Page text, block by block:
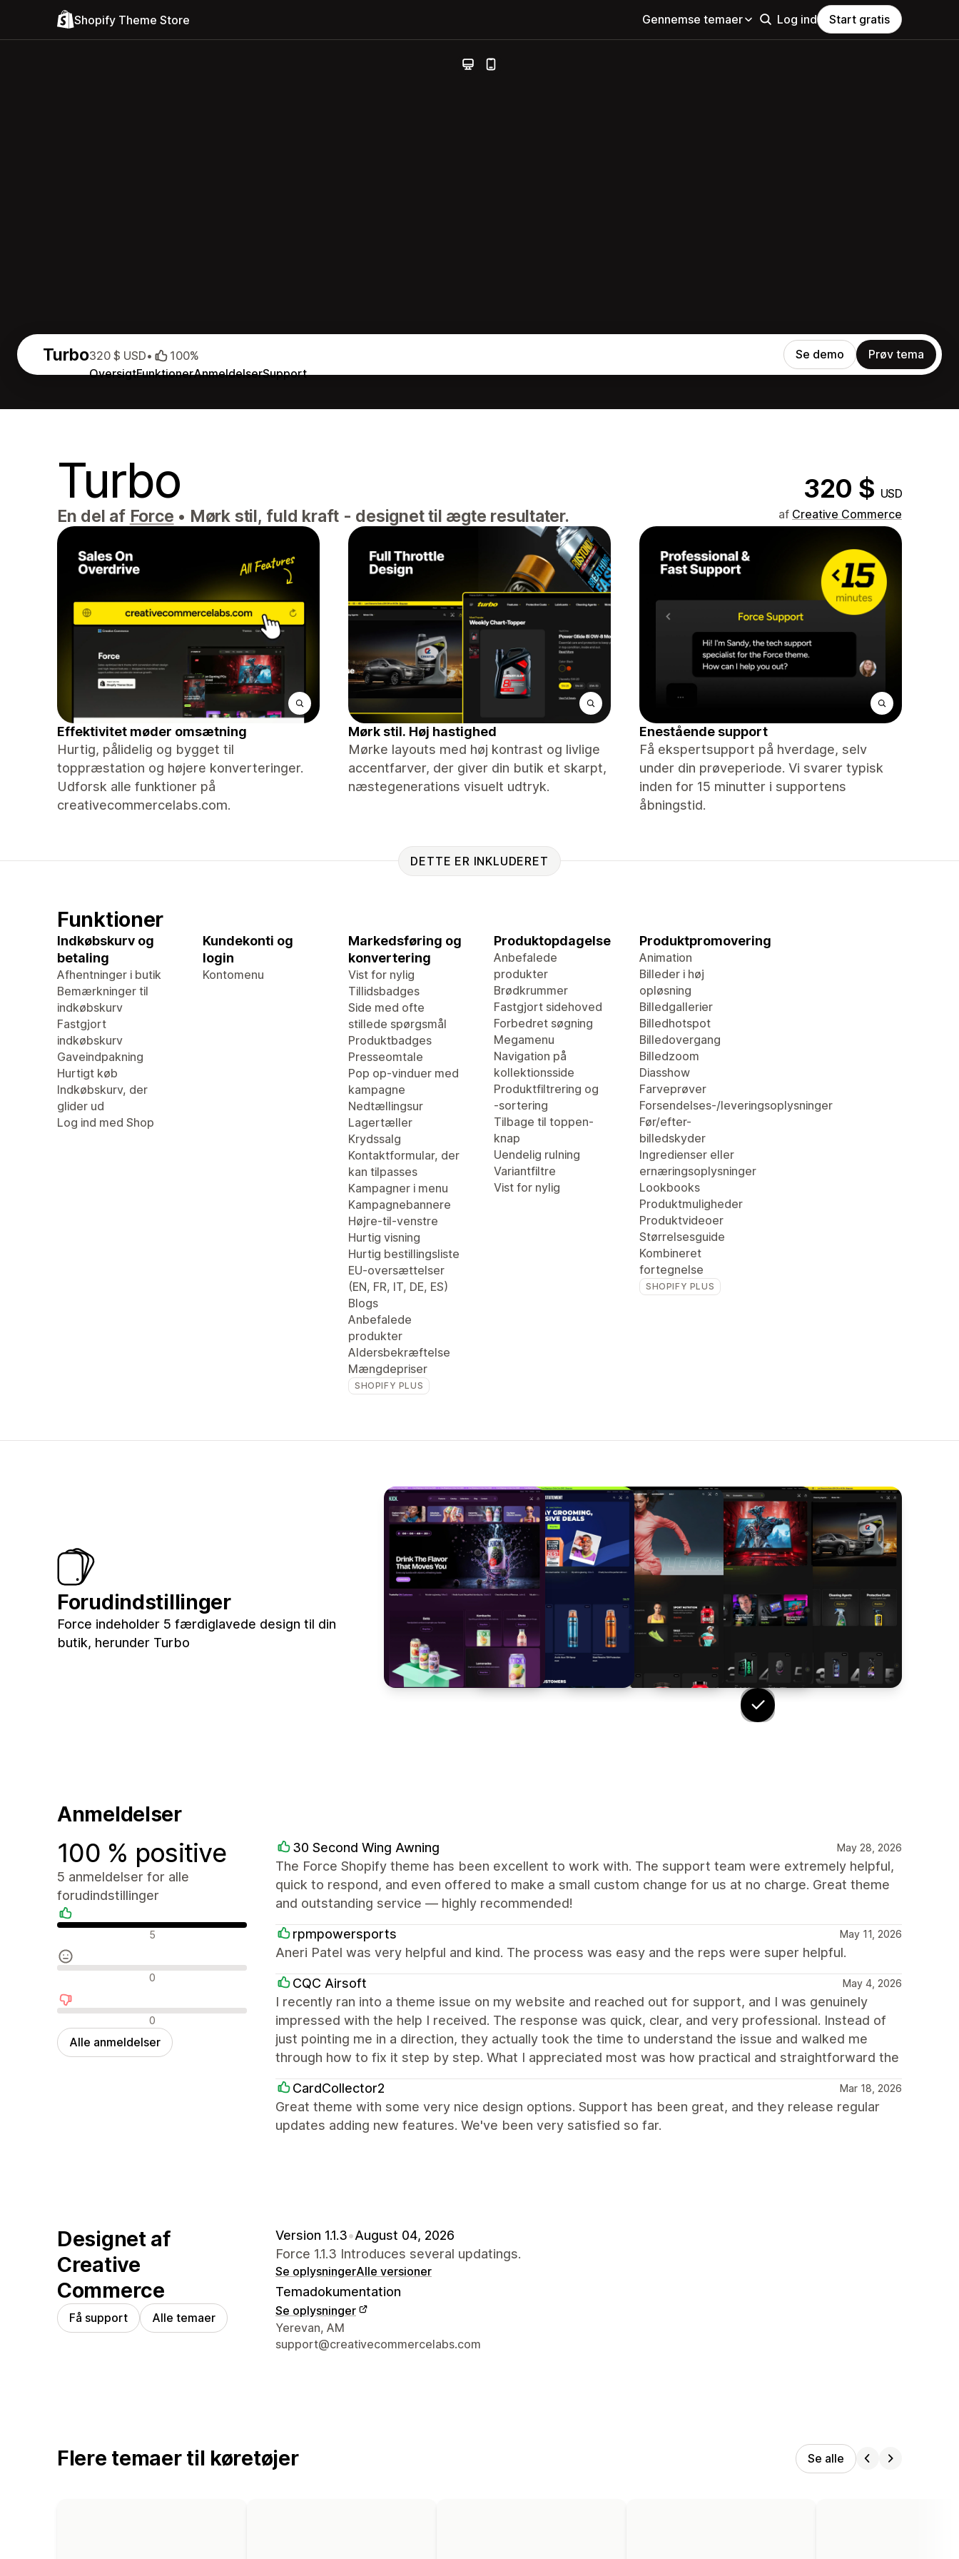
Shopify Theme Store Gennemse temaer Log ind Start gratis
Turbo
OversigtFunktionerAnmeldelserSupport
320 $ USD• 100% Se demo Prøv tema
Turbo 320 $ USD
En del af Force • Mørk stil, fuld kraft - designet til ægte resultater. af Creative Commerce
Effektivitet møder omsætning
Hurtig, pålidelig og bygget til
toppræstation og højere konverteringer.
Udforsk alle funktioner på
creativecommercelabs.com.
Mørk stil. Høj hastighed
Mørke layouts med høj kontrast og livlige
accentfarver, der giver din butik et skarpt,
næstegenerations visuelt udtryk.
Enestående support
Få ekspertsupport på hverdage, selv
under din prøveperiode. Vi svarer typisk
inden for 15 minutter i supportens
åbningstid.
DETTE ER INKLUDERET
Funktioner
Indkøbskurv og
betaling
Afhentninger i butik
Bemærkninger til
indkøbskurv
Fastgjort
indkøbskurv
Gaveindpakning
Hurtigt køb
Indkøbskurv, der
glider ud
Log ind med Shop
Kundekonti og
login
Kontomenu
Markedsføring og
konvertering
Vist for nylig
Tillidsbadges
Side med ofte
stillede spørgsmål
Produktbadges
Presseomtale
Pop op-vinduer med
kampagne
Nedtællingsur
Lagertæller
Krydssalg
Kontaktformular, der
kan tilpasses
Kampagner i menu
Kampagnebannere
Højre-til-venstre
Hurtig visning
Hurtig bestillingsliste
EU-oversættelser
(EN, FR, IT, DE, ES)
Blogs
Anbefalede
produkter
Aldersbekræftelse
Mængdepriser
SHOPIFY PLUS
Produktopdagelse
Anbefalede
produkter
Brødkrummer
Fastgjort sidehoved
Forbedret søgning
Megamenu
Navigation på
kollektionsside
Produktfiltrering og
-sortering
Tilbage til toppen-
knap
Uendelig rulning
Variantfiltre
Vist for nylig
Produktpromovering
Animation
Billeder i høj
opløsning
Billedgallerier
Billedhotspot
Billedovergang
Billedzoom
Diasshow
Farveprøver
Forsendelses-/leveringsoplysninger
Før/efter-
billedskyder
Ingredienser eller
ernæringsoplysninger
Lookbooks
Produktmuligheder
Produktvideoer
Størrelsesguide
Kombineret
fortegnelse
SHOPIFY PLUS
Forudindstillinger
Force indeholder 5 færdiglavede design til din
butik, herunder Turbo
Anmeldelser
100 % positive
5 anmeldelser for alle
forudindstillinger
Positive anmeldelser
5
Neutrale anmeldelser
0
Negative anmeldelser
0
Alle anmeldelser
30 Second Wing Awning May 28, 2026
The Force Shopify theme has been excellent to work with. The support team were extremely helpful,
quick to respond, and even offered to make a small custom change for us at no charge. Great theme
and outstanding service — highly recommended!
rpmpowersports May 11, 2026
Aneri Patel was very helpful and kind. The process was easy and the reps were super helpful.
CQC Airsoft May 4, 2026
I recently ran into a theme issue on my website and reached out for support, and I was genuinely
impressed with the help I received. The response was quick, clear, and very professional. Instead of
just pointing me in a direction, they actually took the time to understand the issue and walked me
through how to fix it step by step. What I appreciated most was how practical and straightforward the
CardCollector2 Mar 18, 2026
Great theme with some very nice design options. Support has been great, and they release regular
updates adding new features. We've been very satisfied so far.
Designet af
Creative
Commerce
Få support Alle temaer
Version 1.1.3•August 04, 2026
Force 1.1.3 Introduces several updatings.
Se oplysningerAlle versioner
Temadokumentation
Se oplysninger
Se kontaktoplysninger
Yerevan, AM
support@creativecommercelabs.com
Flere temaer til køretøjer Se alle